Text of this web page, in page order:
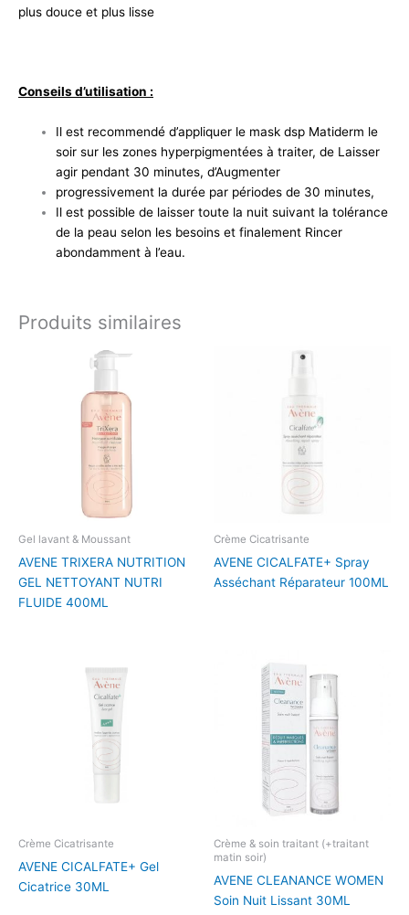
plus douce et plus lisse
Conseils d’utilisation :
Il est recommendé d’appliquer le mask dsp Matiderm le
soir sur les zones hyperpigmentées à traiter, de Laisser
agir pendant 30 minutes, d’Augmenter
progressivement la durée par périodes de 30 minutes,
Il est possible de laisser toute la nuit suivant la tolérance
de la peau selon les besoins et finalement Rincer
abondamment à l’eau.
Produits similaires
Gel lavant & Moussant
AVENE TRIXERA NUTRITION
GEL NETTOYANT NUTRI
FLUIDE 400ML
Crème Cicatrisante
AVENE CICALFATE+ Spray
Asséchant Réparateur 100ML
Crème Cicatrisante
AVENE CICALFATE+ Gel
Cicatrice 30ML
Crème & soin traitant (+traitant
matin soir)
AVENE CLEANANCE WOMEN
Soin Nuit Lissant 30ML